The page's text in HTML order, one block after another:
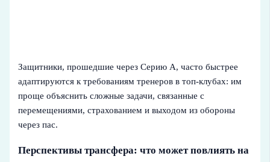
Защитники, прошедшие через Серию A, часто быстрее
адаптируются к требованиям тренеров в топ-клубах: им
проще объяснить сложные задачи, связанные с
перемещениями, страхованием и выходом из обороны
через пас.
Перспективы трансфера: что может повлиять на